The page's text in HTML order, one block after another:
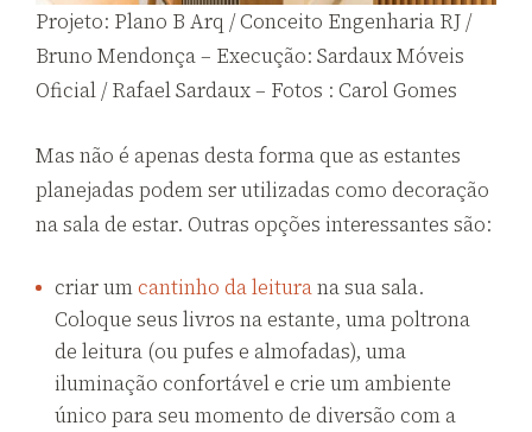
Projeto: Plano B Arq / Conceito Engenharia RJ /
Bruno Mendonça – Execução: Sardaux Móveis
Oficial / Rafael Sardaux – Fotos : Carol Gomes
Mas não é apenas desta forma que as estantes
planejadas podem ser utilizadas como decoração
na sala de estar. Outras opções interessantes são:
criar umcantinho da leiturana sua sala.
Coloque seus livros na estante, uma poltrona
de leitura (ou pufes e almofadas), uma
iluminação confortável e crie um ambiente
único para seu momento de diversão com a